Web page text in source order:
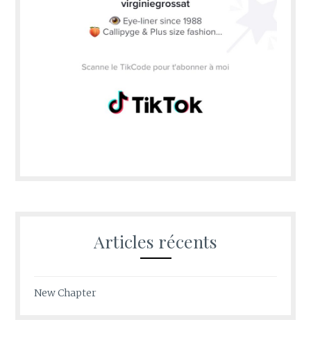
Articles récents
New Chapter